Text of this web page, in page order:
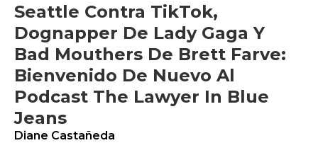
Seattle Contra TikTok,
Dognapper De Lady Gaga Y
Bad Mouthers De Brett Farve:
Bienvenido De Nuevo Al
Podcast The Lawyer In Blue
Jeans
Diane Castañeda